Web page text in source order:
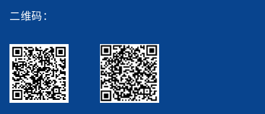
二维码：